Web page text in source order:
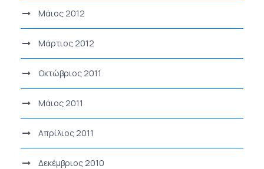
Μάιος 2012
Μάρτιος 2012
Οκτώβριος 2011
Μάιος 2011
Απρίλιος 2011
Δεκέμβριος 2010